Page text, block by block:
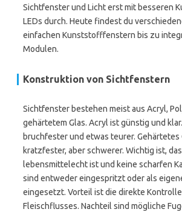
Sichtfenster und Licht erst mit besseren
LEDs durch. Heute findest du
einfachen Kunststofffenstern bis zu
Modulen.
Konstruktion von Sichtfenstern
Sichtfenster bestehen meist aus Acryl,
gehärtetem Glas. Acryl ist günstig und
bruchfester und etwas teurer. Gehärtetes
kratzfester, aber schwerer. Wichtig ist,
lebensmittelecht ist und keine scharfen
sind entweder eingespritzt oder als
eingesetzt. Vorteil ist die direkte
Fleischflusses. Nachteil sind mögliche